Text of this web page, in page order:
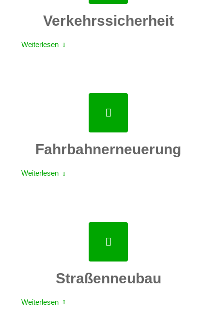
Verkehrssicherheit
Weiterlesen
Fahrbahnerneuerung
Weiterlesen
Straßenneubau
Weiterlesen